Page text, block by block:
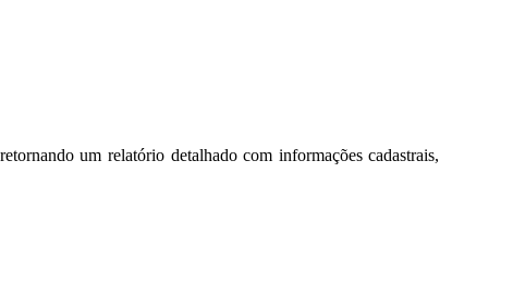
um relatório detalhado com informações cadastrais,